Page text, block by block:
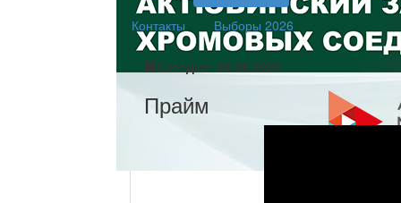
Контакты
Выборы 2026
Сегодня: 08.08.2026
Прайм